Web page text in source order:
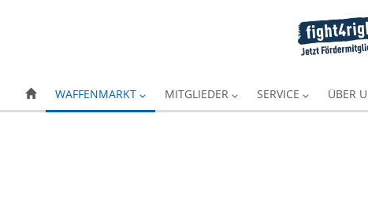
WAFFENMARKT MITGLIEDER SERVICE ÜBER